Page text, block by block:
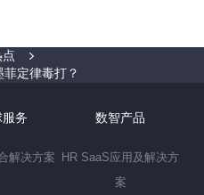
定律毒打？
务
解决方案
数智产品
HR SaaS应用及解决方
案